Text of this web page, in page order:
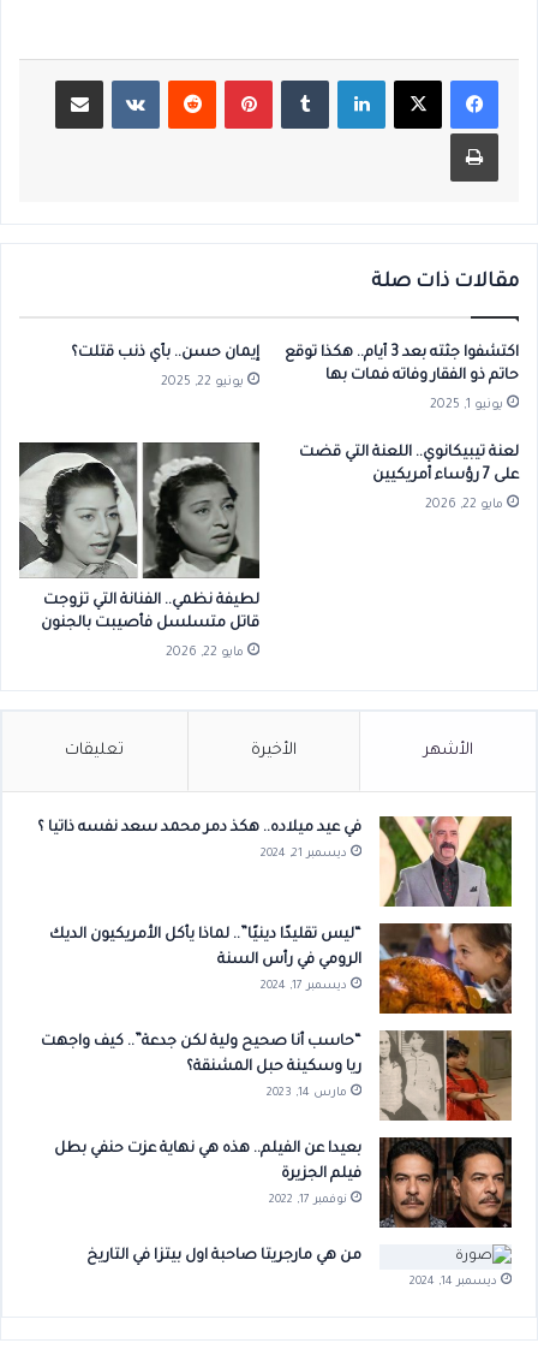
لينكدإن بينتيريست مشاركة عبر البريد
طباعة
مقالات ذات صلة
اكتشفوا جثته بعد 3 أيام.. هكذا توقع
حاتم ذو الفقار وفاته فمات بها
يونيو 1, 2025
إيمان حسن.. بأي ذنب قتلت؟
يونيو 22, 2025
لعنة تيبيكانوي.. اللعنة التي قضت
على 7 رؤساء أمريكيين
مايو 22, 2026
لطيفة نظمي.. الفنانة التي تزوجت
قاتل متسلسل فأصيبت بالجنون
مايو 22, 2026
الأشهر الأخيرة تعليقات
في عيد ميلاده.. هكذ دمر محمد سعد نفسه ذاتيا ؟
ديسمبر 21, 2024
“ليس تقليدًا دينيًا”.. لماذا يأكل الأمريكيون الديك
الرومي في رأس السنة
ديسمبر 17, 2024
“حاسب أنا صحيح ولية لكن جدعة”.. كيف واجهت
ريا وسكينة حبل المشنقة؟
مارس 14, 2023
بعيدا عن الفيلم.. هذه هي نهاية عزت حنفي بطل
فيلم الجزيرة
نوفمبر 17, 2022
من هي مارجريتا صاحبة اول بيتزا في التاريخ
ديسمبر 14, 2024